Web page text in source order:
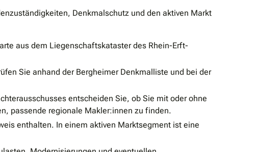
Denkmalschutz und den aktiven Markt
aus dem Liegenschaftskataster des Rhein-Erft-
Sie anhand der Bergheimer Denkmalliste und bei der
entscheiden Sie, ob Sie mit oder ohne
passende regionale Makler:innen zu finden.
enthalten. In einem aktiven Marktsegment ist eine